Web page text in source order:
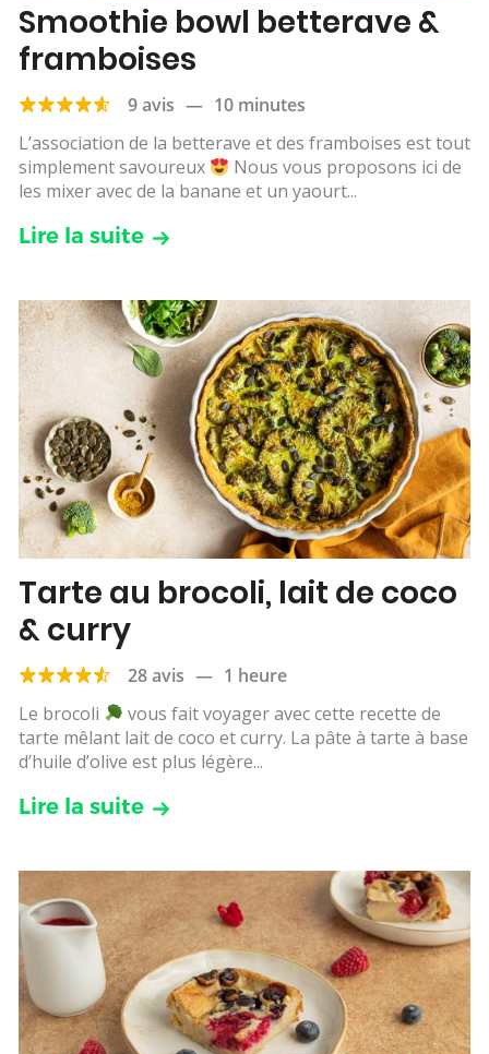
Smoothie bowl betterave &
framboises
9 avis — 10 minutes
L’association de la betterave et des framboises est tout
simplement savoureux
Nous vous proposons ici de
les mixer avec de la banane et un yaourt...
Lire la suite
Tarte au brocoli, lait de coco
& curry
28 avis — 1 heure
Le brocoli
vous fait voyager avec cette recette de
tarte mêlant lait de coco et curry. La pâte à tarte à base
d’huile d’olive est plus légère...
Lire la suite